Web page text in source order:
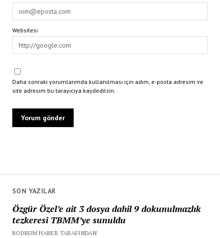
SON YAZILAR
Özgür Özel’e ait 3 dosya dahil 9 dokunulmazlık
tezkeresi TBMM’ye sunuldu
BODRUM HABER TARAFINDAN
Websitesi
Daha sonraki yorumlarımda kullanılması için adım, e-posta adresim ve
site adresim bu tarayıcıya kaydedilsin.